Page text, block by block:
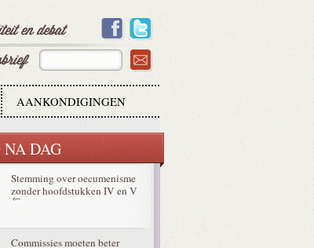
AANKONDIGINGEN
NA DAG
President John F. Kennedy
vermoord in Dallas
Schema over de liturgie finaal
Stemming over oecumenisme
zonder hoofdstukken IV en V
Commissies moeten beter